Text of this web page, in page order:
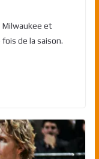
et
de la saison.